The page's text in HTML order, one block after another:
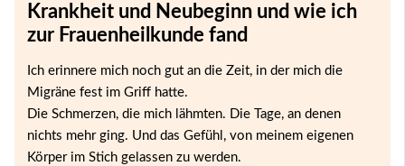
Krankheit und Neubeginn und wie ich
zur Frauenheilkunde fand
Ich erinnere mich noch gut an die Zeit, in der mich die
Migräne fest im Griff hatte.
Die Schmerzen, die mich lähmten. Die Tage, an denen
nichts mehr ging. Und das Gefühl, von meinem eigenen
Körper im Stich gelassen zu werden.